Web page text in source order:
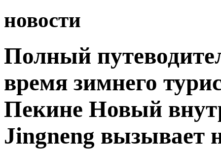
новости
Полный
время зимнего
Пекине Новый
Jingneng вызывает